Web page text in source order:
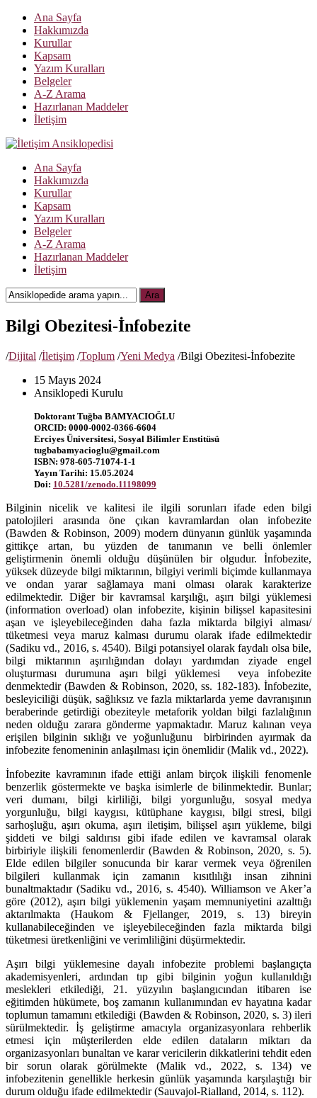
Ana Sayfa
Hakkımızda
Kurullar
Kapsam
Yazım Kuralları
Belgeler
A-Z Arama
Hazırlanan Maddeler
İletişim
Ana Sayfa
Hakkımızda
Kurullar
Kapsam
Yazım Kuralları
Belgeler
A-Z Arama
Hazırlanan Maddeler
İletişim
Ara
Bilgi Obezitesi-İnfobezite
/Dijital /İletişim /Toplum /Yeni Medya /Bilgi Obezitesi-İnfobezite
15 Mayıs 2024
Ansiklopedi Kurulu
Doktorant Tuğba BAMYACIOĞLU
ORCID: 0000-0002-0366-6604
Erciyes Üniversitesi, Sosyal Bilimler Enstitüsü
tugbabamyacioglu@gmail.com
ISBN: 978-605-71074-1-1
Yayın Tarihi: 15.05.2024
Doi: 10.5281/zenodo.11198099
Bilginin nicelik ve kalitesi ile ilgili sorunları ifade eden bilgi
patolojileri arasında öne çıkan kavramlardan olan infobezite
(Bawden & Robinson, 2009) modern dünyanın günlük yaşamında
gittikçe artan, bu yüzden de tanımanın ve belli önlemler
geliştirmenin önemli olduğu düşünülen bir olgudur. İnfobezite,
yüksek düzeyde bilgi miktarının, bilgiyi verimli biçimde kullanmaya
ve ondan yarar sağlamaya mani olması olarak karakterize
edilmektedir. Diğer bir kavramsal karşılığı, aşırı bilgi yüklemesi
(information overload) olan infobezite, kişinin bilişsel kapasitesini
aşan ve işleyebileceğinden daha fazla miktarda bilgiyi alması/
tüketmesi veya maruz kalması durumu olarak ifade edilmektedir
(Sadiku vd., 2016, s. 4540). Bilgi potansiyel olarak faydalı olsa bile,
bilgi miktarının aşırılığından dolayı yardımdan ziyade engel
oluşturması durumuna aşırı bilgi yüklemesi veya infobezite
denmektedir (Bawden & Robinson, 2020, ss. 182-183). İnfobezite,
besleyiciliği düşük, sağlıksız ve fazla miktarlarda yeme davranışının
beraberinde getirdiği obeziteyle metaforik yoldan bilgi fazlalığının
neden olduğu zarara gönderme yapmaktadır. Maruz kalınan veya
erişilen bilginin sıklığı ve yoğunluğunu birbirinden ayırmak da
infobezite fenomeninin anlaşılması için önemlidir (Malik vd., 2022).
İnfobezite kavramının ifade ettiği anlam birçok ilişkili fenomenle
benzerlik göstermekte ve başka isimlerle de bilinmektedir. Bunlar;
veri dumanı, bilgi kirliliği, bilgi yorgunluğu, sosyal medya
yorgunluğu, bilgi kaygısı, kütüphane kaygısı, bilgi stresi, bilgi
sarhoşluğu, aşırı okuma, aşırı iletişim, bilişsel aşırı yükleme, bilgi
şiddeti ve bilgi saldırısı gibi ifade edilen ve kavramsal olarak
birbiriyle ilişkili fenomenlerdir (Bawden & Robinson, 2020, s. 5).
Elde edilen bilgiler sonucunda bir karar vermek veya öğrenilen
bilgileri kullanmak için zamanın kısıtlılığı insan zihnini
bunaltmaktadır (Sadiku vd., 2016, s. 4540). Williamson ve Aker’a
göre (2012), aşırı bilgi yüklemenin yaşam memnuniyetini azalttığı
aktarılmakta (Haukom & Fjellanger, 2019, s. 13) bireyin
kullanabileceğinden ve işleyebileceğinden fazla miktarda bilgi
tüketmesi üretkenliğini ve verimliliğini düşürmektedir.
Aşırı bilgi yüklemesine dayalı infobezite problemi başlangıçta
akademisyenleri, ardından tıp gibi bilginin yoğun kullanıldığı
meslekleri etkilediği, 21. yüzyılın başlangıcından itibaren ise
eğitimden hükümete, boş zamanın kullanımından ev hayatına kadar
toplumun tamamını etkilediği (Bawden & Robinson, 2020, s. 3) ileri
sürülmektedir. İş geliştirme amacıyla organizasyonlara rehberlik
etmesi için müşterilerden elde edilen dataların miktarı da
organizasyonları bunaltan ve karar vericilerin dikkatlerini tehdit eden
bir sorun olarak görülmekte (Malik vd., 2022, s. 134) ve
infobezitenin genellikle herkesin günlük yaşamında karşılaştığı bir
durum olduğu ifade edilmektedir (Sauvajol-Rialland, 2014, s. 112).